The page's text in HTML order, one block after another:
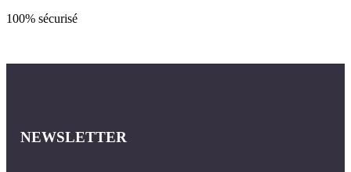
100% sécurisé
NEWSLETTER